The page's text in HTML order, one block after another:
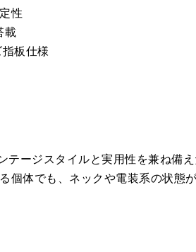
性
載
板仕様
テージスタイルと実用性を兼ね備
個体でも、ネックや電装系の状態